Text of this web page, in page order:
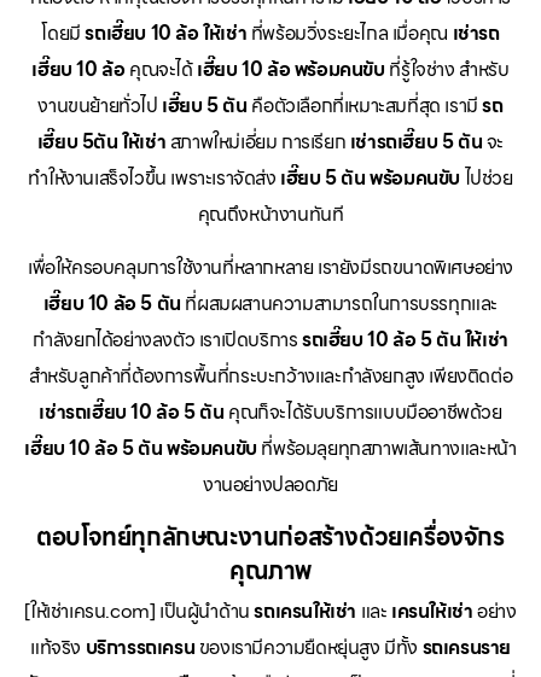
โดยมีรถเฮี๊ยบ 10 ล้อ ให้เช่า ที่พร้อมวิ่งระยะไกล เมื่อคุณ เช่ารถ
เฮี๊ยบ 10 ล้อคุณจะได้เฮี๊ยบ 10 ล้อ พร้อมคนขับ ที่รู้ใจช่าง สำหรับ
งานขนย้ายทั่วไป เฮี๊ยบ 5 ตัน คือตัวเลือกที่เหมาะสมที่สุด เรามีรถ
เฮี๊ยบ 5ตัน ให้เช่า สภาพใหม่เอี่ยม การเรียก เช่ารถเฮี๊ยบ 5 ตันจะ
ทำให้งานเสร็จไวขึ้น เพราะเราจัดส่ง เฮี๊ยบ 5 ตัน พร้อมคนขับ ไปช่วย
คุณถึงหน้างานทันที
เพื่อให้ครอบคลุมการใช้งานที่หลากหลาย เรายังมีรถขนาดพิเศษอย่าง
เฮี๊ยบ 10 ล้อ 5 ตัน ที่ผสมผสานความสามารถในการบรรทุกและ
กำลังยกได้อย่างลงตัว เราเปิดบริการรถเฮี๊ยบ 10 ล้อ 5 ตัน ให้เช่า
สำหรับลูกค้าที่ต้องการพื้นที่กระบะกว้างและกำลังยกสูง เพียงติดต่อ
เช่ารถเฮี๊ยบ 10 ล้อ 5 ตัน คุณก็จะได้รับบริการแบบมืออาชีพด้วย
เฮี๊ยบ 10 ล้อ 5 ตัน พร้อมคนขับ ที่พร้อมลุยทุกสภาพเส้นทางและหน้า
งานอย่างปลอดภัย
ตอบโจทย์ทุกลักษณะงานก่อสร้างด้วยเครื่องจักร
คุณภาพ
[ให้เช่าเครน.com] เป็นผู้นำด้านรถเครนให้เช่า และ เครนให้เช่าอย่าง
แท้จริง บริการรถเครน ของเรามีความยืดหยุ่นสูง มีทั้ง รถเครนราย